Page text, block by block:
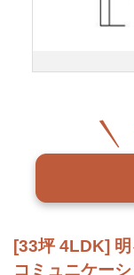
[33坪 4LDK]
コミュニケー